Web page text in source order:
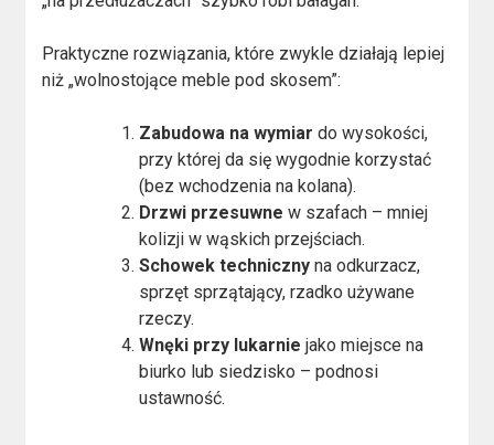
Praktyczne rozwiązania, które zwykle działają lepiej
niż „wolnostojące meble pod skosem”:
Zabudowa na wymiar do wysokości,
przy której da się wygodnie korzystać
(bez wchodzenia na kolana).
Drzwi przesuwne w szafach – mniej
kolizji w wąskich przejściach.
Schowek techniczny na odkurzacz,
sprzęt sprzątający, rzadko używane
rzeczy.
Wnęki przy lukarnie jako miejsce na
biurko lub siedzisko – podnosi
ustawność.